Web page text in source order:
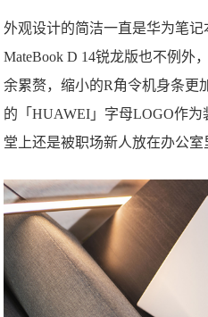
外观设计的简洁一直是华为笔
MateBook D 14锐龙版也不例外
余累赘，缩小的R角令机身条更
的「HUAWEI」字母LOGO作
堂上还是被职场新人放在办公室